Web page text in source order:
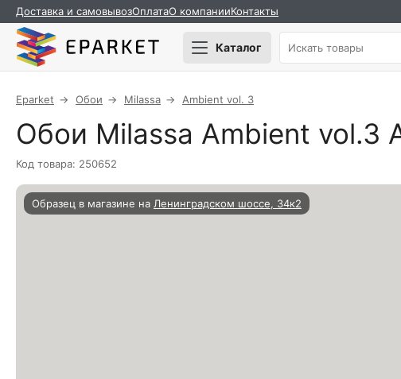
Доставка и самовывозОплатаО компанииКонтакты
Каталог
Eparket Обои Milassa Ambient vol. 3
Обои Milassa Ambient vol.3
Код товара: 250652
Образец в магазине на Ленинградском шоссе, 34к2